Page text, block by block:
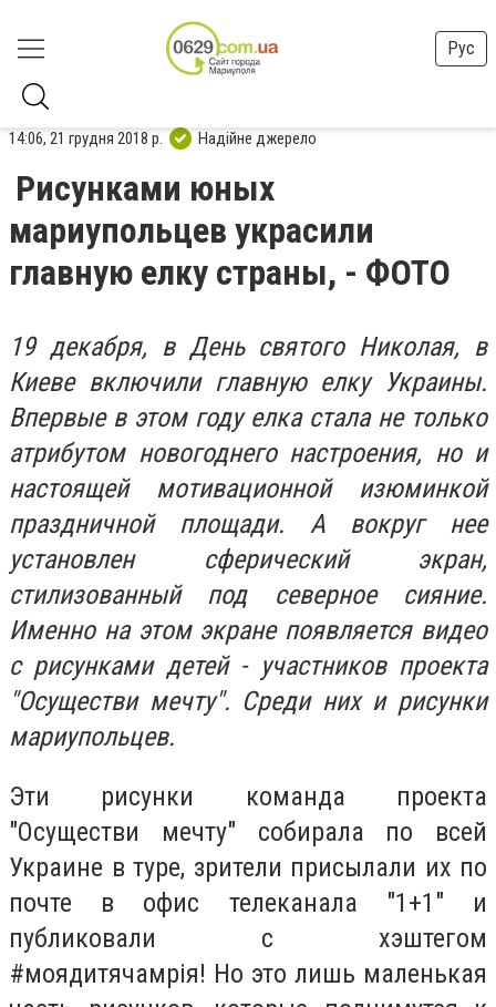
Рус
14:06, 21 грудня 2018 р. Надійне джерело
Рисунками юных
мариупольцев украсили
главную елку страны, - ФОТО
19 декабря, в День святого Николая, в
Киеве включили главную елку Украины.
Впервые в этом году елка стала не только
атрибутом новогоднего настроения, но и
настоящей мотивационной изюминкой
праздничной площади. А вокруг нее
установлен сферический экран,
стилизованный под северное сияние.
Именно на этом экране появляется видео
с рисунками детей - участников проекта
"Осуществи мечту". Среди них и рисунки
мариупольцев.
Эти рисунки команда проекта
"Осуществи мечту" собирала по всей
Украине в туре, зрители присылали их по
почте в офис телеканала "1+1" и
публиковали с хэштегом
#моядитячамрія! Но это лишь маленькая